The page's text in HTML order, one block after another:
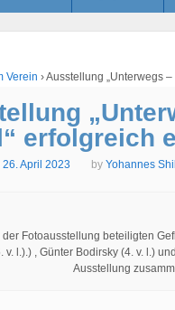
Verein ›Ausstellung „Unterwegs
erfolgreich
26. April 2023 by Yohannes
der Fotoausstellung beteiligten
v. l.).) , Günter Bodirsky (4. v. l.)
Ausstellung